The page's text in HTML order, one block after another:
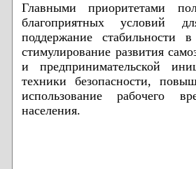
Главными приоритетами
благоприятных условий
поддержание стабильности
стимулирование развития
и предпринимательской
техники безопасности,
использование рабочего
населения.